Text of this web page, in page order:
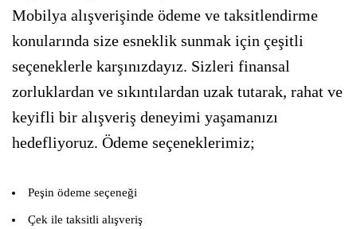
Mobilya alışverişinde ödeme ve taksitlendirme
konularında size esneklik sunmak için çeşitli
seçeneklerle karşınızdayız. Sizleri finansal
zorluklardan ve sıkıntılardan uzak tutarak, rahat ve
keyifli bir alışveriş deneyimi yaşamanızı
hedefliyoruz. Ödeme seçeneklerimiz;
Peşin ödeme seçeneği
Çek ile taksitli alışveriş